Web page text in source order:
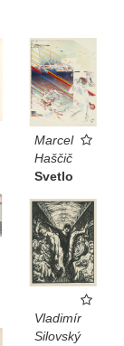
Marcel
Haščič
Svetlo
Vladimír
Silovský